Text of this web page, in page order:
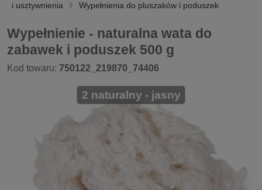
i usztywnienia
Wypełnienia do pluszaków i poduszek
Wypełnienie - naturalna wata do
zabawek i poduszek 500 g
Kod towaru: 750122_219870_74406
2 naturalny - jasny